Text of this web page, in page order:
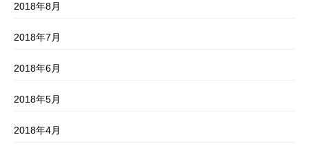
2018年8月
2018年7月
2018年6月
2018年5月
2018年4月